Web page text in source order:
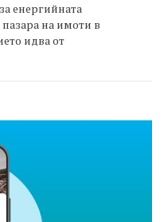
енергийната
на имоти в
идва от